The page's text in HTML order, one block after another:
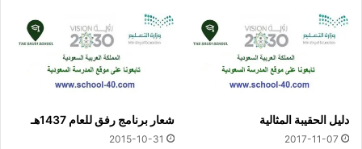
دليل الحقيبة المثالية
2017-11-07
شعار برنامج رفق للعام 1437هـ
2015-10-31